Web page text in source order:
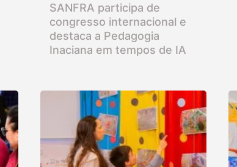
SANFRA participa de
congresso internacional e
destaca a Pedagogia
Inaciana em tempos de IA